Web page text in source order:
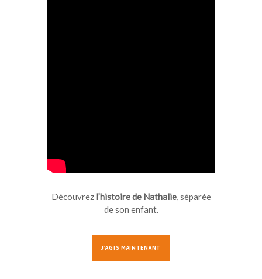
Découvrez l’histoire de Nathalie, séparée
de son enfant.
J'AGIS MAINTENANT